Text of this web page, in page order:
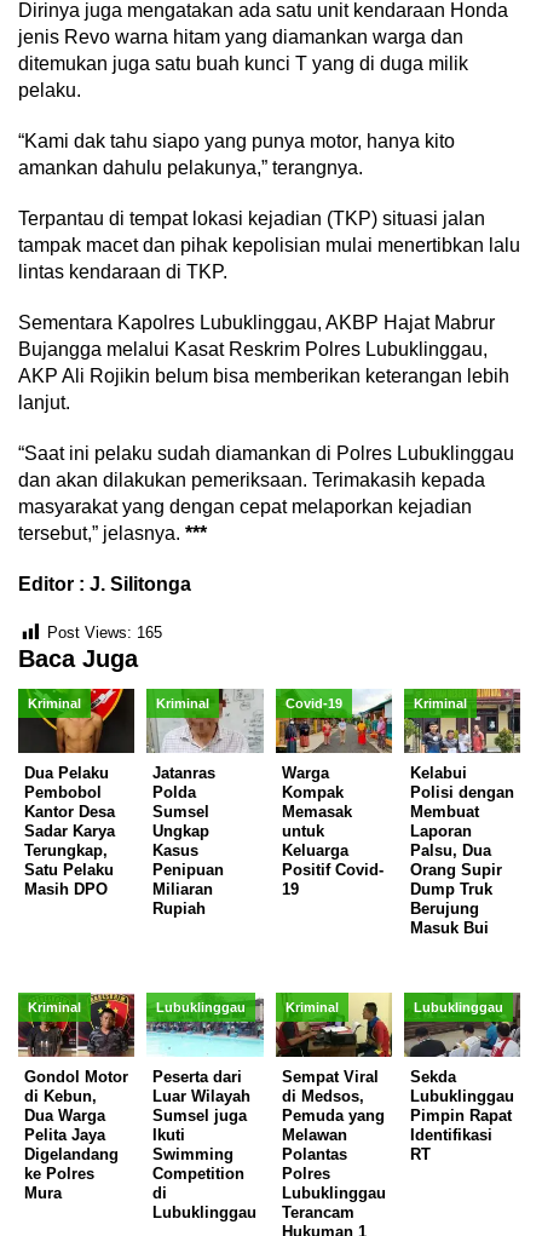
Dirinya juga mengatakan ada satu unit kendaraan Honda
jenis Revo warna hitam yang diamankan warga dan
ditemukan juga satu buah kunci T yang di duga milik
pelaku.
“Kami dak tahu siapo yang punya motor, hanya kito
amankan dahulu pelakunya,” terangnya.
Terpantau di tempat lokasi kejadian (TKP) situasi jalan
tampak macet dan pihak kepolisian mulai menertibkan lalu
lintas kendaraan di TKP.
Sementara Kapolres Lubuklinggau, AKBP Hajat Mabrur
Bujangga melalui Kasat Reskrim Polres Lubuklinggau,
AKP Ali Rojikin belum bisa memberikan keterangan lebih
lanjut.
“Saat ini pelaku sudah diamankan di Polres Lubuklinggau
dan akan dilakukan pemeriksaan. Terimakasih kepada
masyarakat yang dengan cepat melaporkan kejadian
tersebut,” jelasnya. ***
Editor : J. Silitonga
Post Views: 165
Baca Juga
Kriminal
Dua Pelaku
Pembobol
Kantor Desa
Sadar Karya
Terungkap,
Satu Pelaku
Masih DPO
Kriminal
Jatanras
Polda
Sumsel
Ungkap
Kasus
Penipuan
Miliaran
Rupiah
Covid-19
Warga
Kompak
Memasak
untuk
Keluarga
Positif Covid-
19
Kriminal
Kelabui
Polisi dengan
Membuat
Laporan
Palsu, Dua
Orang Supir
Dump Truk
Berujung
Masuk Bui
Kriminal
Gondol Motor
di Kebun,
Dua Warga
Pelita Jaya
Digelandang
ke Polres
Mura
Lubuklinggau
Peserta dari
Luar Wilayah
Sumsel juga
Ikuti
Swimming
Competition
di
Lubuklinggau
Kriminal
Sempat Viral
di Medsos,
Pemuda yang
Melawan
Polantas
Polres
Lubuklinggau
Terancam
Hukuman 1
Lubuklinggau
Sekda
Lubuklinggau
Pimpin Rapat
Identifikasi
RT